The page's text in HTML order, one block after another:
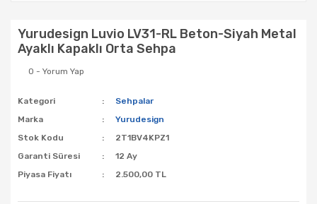
Yurudesign Luvio LV31-RL Beton-Siyah Metal
Ayaklı Kapaklı Orta Sehpa
0 - Yorum Yap
Kategori
Sehpalar
Marka
Yurudesign
Stok Kodu
2T1BV4KPZ1
Garanti Süresi
12 Ay
Piyasa Fiyatı
2.500,00 TL